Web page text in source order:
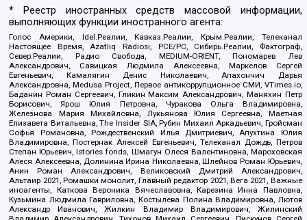
* Реестр иностранных средств массовой информации,
выполняющих функции иностранного агента:
Голос Америки, Idel.Реалии, Кавказ.Реалии, Крым.Реалии, Телеканал
Настоящее Время, Azatliq Radiosi, PCE/PC, Сибирь.Реалии, Фактограф,
Север.Реалии, Радио Свобода, MEDIUM-ORIENT, Пономарев Лев
Александрович, Савицкая Людмила Алексеевна, Маркелов Сергей
Евгеньевич, Камалягин Денис Николаевич, Апахончич Дарья
Александровна, Medusa Project, Первое антикоррупционное СМИ, VTimes.io,
Баданин Роман Сергеевич, Гликин Максим Александрович, Маняхин Петр
Борисович, Ярош Юлия Петровна, Чуракова Ольга Владимировна,
Железнова Мария Михайловна, Лукьянова Юлия Сергеевна, Маетная
Елизавета Витальевна, The Insider SIA, Рубин Михаил Аркадьевич, Гройсман
Софья Романовна, Рождественский Илья Дмитриевич, Апухтина Юлия
Владимировна, Постернак Алексей Евгеньевич, Телеканал Дождь, Петров
Степан Юрьевич, Istories fonds, Шмагун Олеся Валентиновна, Мароховская
Алеся Алексеевна, Долинина Ирина Николаевна, Шлейнов Роман Юрьевич,
Анин Роман Александрович, Великовский Дмитрий Александрович,
Альтаир 2021, Ромашки монолит, Главный редактор 2021, Вега 2021, Важные
иноагенты, Каткова Вероника Вячеславовна, Карезина Инна Павловна,
Кузьмина Людмила Гавриловна, Костылева Полина Владимировна, Лютов
Александр Иванович, Жилкин Владимир Владимирович, Жилинский